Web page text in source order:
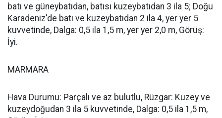
batı ve güneybatıdan, batısı kuzeybatıdan 3 ila 5; Doğu
Karadeniz'de batı ve kuzeybatıdan 2 ila 4, yer yer 5
kuvvetinde, Dalga: 0,5 ila 1,5 m, yer yer 2,0 m, Görüş:
İyi.
MARMARA
Hava Durumu: Parçalı ve az bulutlu, Rüzgar: Kuzey ve
kuzeydoğudan 3 ila 5 kuvvetinde, Dalga: 0,5 ila 1,5 m,